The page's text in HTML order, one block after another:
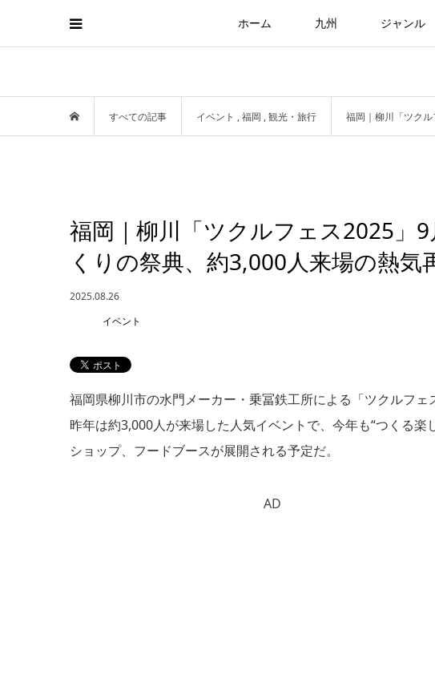
ホーム 九州 ジャンル
すべての記事 イベント ,福岡 ,観光・旅行 福岡｜柳川「ツク
福岡｜柳川「ツクルフェス2025」
くりの祭典、約3,000人来場の熱気
2025.08.26
イベント
福岡県柳川市の水門メーカー・乗冨鉄工所による「ツクルフェ
昨年は約3,000人が来場した人気イベントで、今年も“つくる
ショップ、フードブースが展開される予定だ。
AD